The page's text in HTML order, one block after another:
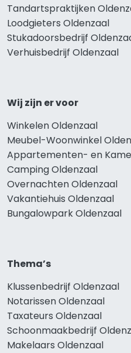
Tandartspraktijken
Loodgieters Oldenzaal
Stukadoorsbedrijf
Verhuisbedrijf Oldenzaal
Wij zijn er voor
Winkelen Oldenzaal
Meubel-Woonwinkel
Appartementen- en
Camping Oldenzaal
Overnachten Oldenzaal
Vakantiehuis Oldenzaal
Bungalowpark Oldenzaal
Thema’s
Klussenbedrijf Oldenzaal
Notarissen Oldenzaal
Taxateurs Oldenzaal
Schoonmaakbedrijf
Makelaars Oldenzaal